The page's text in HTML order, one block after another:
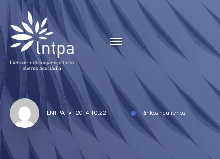
LNTPA 2014.10.22 Rinkos naujienos